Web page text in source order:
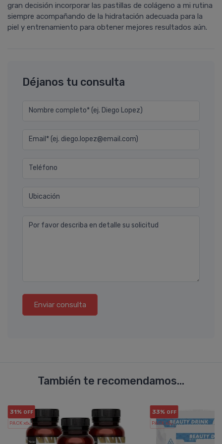
gran decisión incorporar las pastillas de colágeno a mi rutina
siempre acompañando de la hidratación adecuada para la
piel y entrenamiento para obtener mejores resultados aún.
Déjanos tu consulta
Nombre completo* (ej. Diego Lopez)
Email* (ej. diego.lopez@email.com)
Teléfono
Ubicación
Por favor describa en detalle su solicitud
Enviar consulta
También te recomendamos...
31% OFF
PACK x6u.
33% OFF
PACK x3u.